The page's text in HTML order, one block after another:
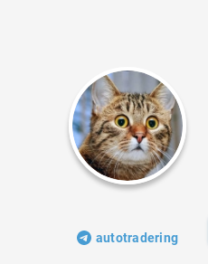
autotradering